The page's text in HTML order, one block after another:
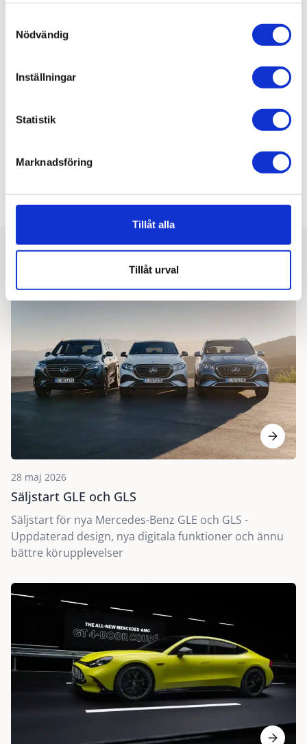
Nödvändig
Inställningar
Statistik
Marknadsföring
Tillåt alla
Tillåt urval
Fler nyheter
28 maj 2026
Säljstart GLE och GLS
Säljstart för nya Mercedes-Benz GLE och GLS -
Uppdaterad design, nya digitala funktioner och ännu
bättre körupplevelser